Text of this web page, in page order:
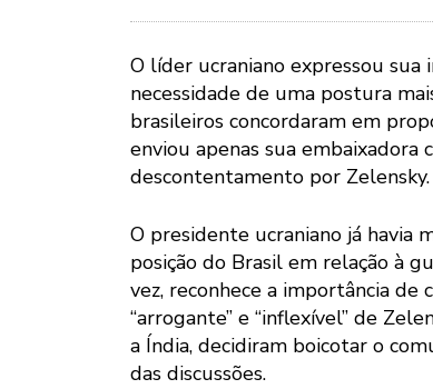
O líder ucraniano expressou sua
necessidade de uma postura
brasileiros concordaram em
enviou apenas sua
descontentamento por Zelensky.
O presidente ucraniano já havia
posição do Brasil em relação à
vez, reconhece a importância de
“arrogante” e “inflexível” de
a Índia, decidiram boicotar o
das discussões.